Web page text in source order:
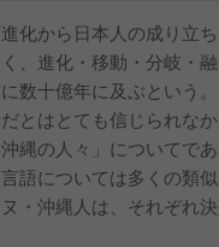
化から日本人の成り立
、進化・移動・分岐・
数十億年に及ぶという
とはとても信じられなか
縄の人々」についてで
語については多くの類
・沖縄人は、それぞれ